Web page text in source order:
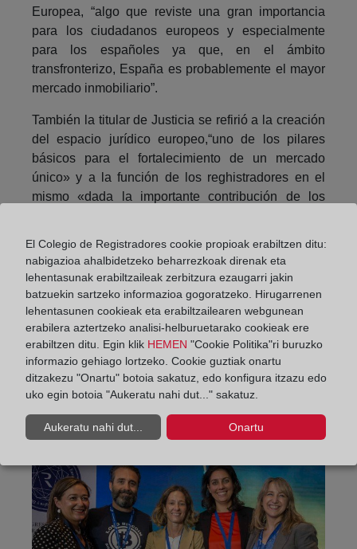
Europea, “algo que reviste una gran importancia
para los ciudadanos europeos y especialmente
para los españoles ya que, en el ámbito
transfronterizo, España es probablemente el mayor
mercado inmobiliario”.
También la titular de Justicia se refirió a la creación
del espacio jurídico europeo,“uno de los pilares
básicos para el fortalecimiento de un mercado
único» y a la función de los reghistradores en el
mismo «dada la importante contribución de los
más en el necesario fortalecimiento del espacio
jurídico europeo”.
Innovación tecnológica y
‘blockchain’
Hay que destacar que, durante dos días, los
expertos en innovación tecnológica y Derecho
europeo han debatido, con cerca de 300
registradores, en diferentes mesas de trabajo.
El Colegio de Registradores cookie propioak erabiltzen ditu:
nabigazioa ahalbidetzeko beharrezkoak direnak eta
lehentasunak erabiltzaileak zerbitzura ezaugarri jakin
batzuekin sartzeko informazioa gogoratzeko. Hirugarrenen
lehentasunen cookieak eta erabiltzailearen webgunean
erabilera aztertzeko analisi-helburuetarako cookieak ere
erabiltzen ditu. Egin klik HEMEN "Cookie Politika"ri buruzko
informazio gehiago lortzeko. Cookie guztiak onartu
ditzakezu "Onartu" botoia sakatuz, edo konfigura itzazu edo
uko egin botoia "Aukeratu nahi dut..." sakatuz.
Aukeratu nahi dut... Onartu